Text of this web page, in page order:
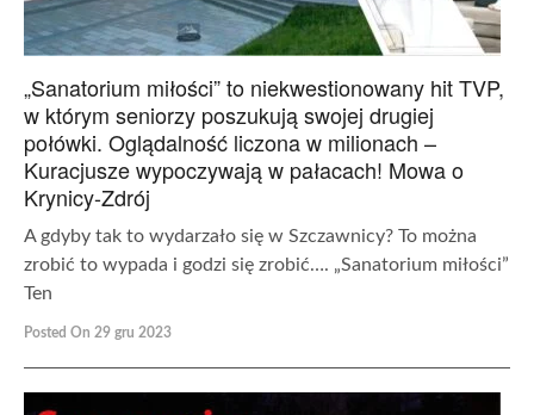
„Sanatorium miłości” to niekwestionowany hit TVP,
w którym seniorzy poszukują swojej drugiej
połówki. Oglądalność liczona w milionach –
Kuracjusze wypoczywają w pałacach! Mowa o
Krynicy-Zdrój
A gdyby tak to wydarzało się w Szczawnicy? To można
zrobić to wypada i godzi się zrobić…. „Sanatorium miłości”
Ten
Posted On 29 gru 2023